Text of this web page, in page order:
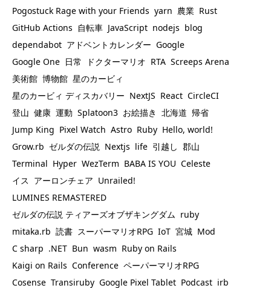
Pogostuck Rage with your Friends yarn 農業 Rust
GitHub Actions 自転車 JavaScript nodejs blog
dependabot アドベントカレンダー Google
Google One 日常 ドクターマリオ RTA Screeps Arena
美術館 博物館 星のカービィ
星のカービィ ディスカバリー NextJS React CircleCI
登山 健康 運動 Splatoon3 お絵描き 北海道 帰省
Jump King Pixel Watch Astro Ruby Hello, world!
Grow.rb ゼルダの伝説 Nextjs life 引越し 郡山
Terminal Hyper WezTerm BABA IS YOU Celeste
イス アーロンチェア Unrailed!
LUMINES REMASTERED
ゼルダの伝説 ティアーズオブザキングダム ruby
mitaka.rb 読書 スーパーマリオRPG IoT 宮城 Mod
C sharp .NET Bun wasm Ruby on Rails
Kaigi on Rails Conference ペーパーマリオRPG
Cosense Transiruby Google Pixel Tablet Podcast irb